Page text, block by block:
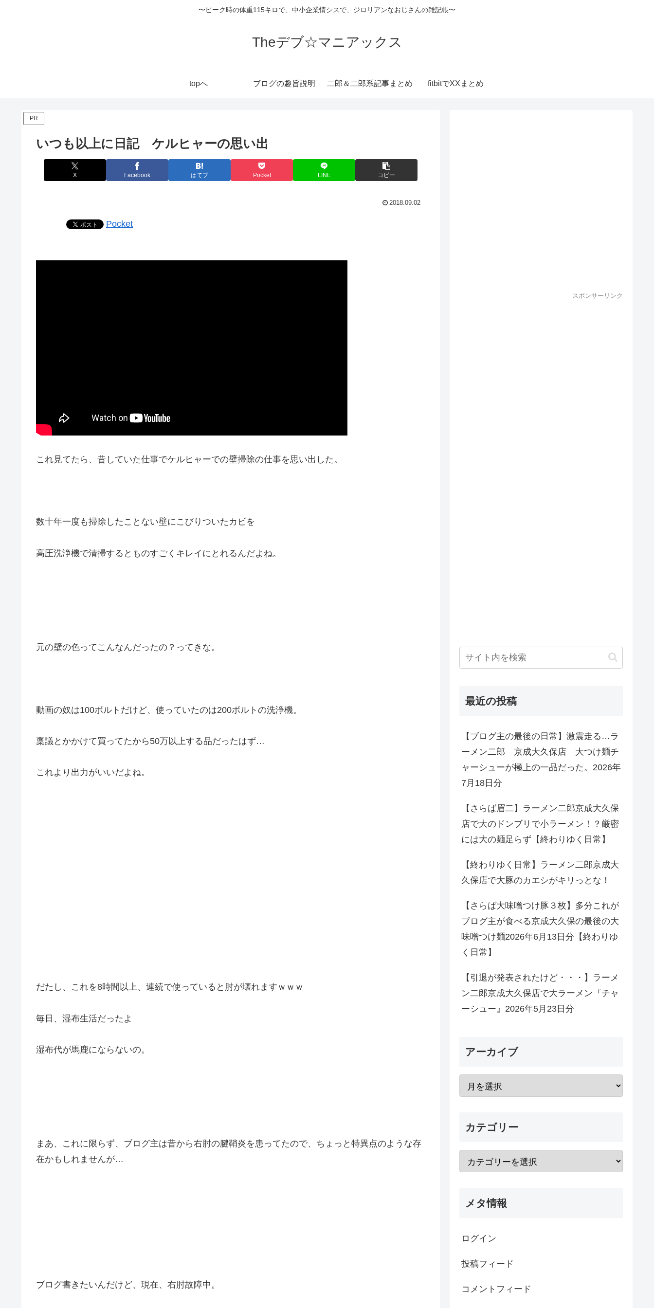
〜ピーク時の体重115キロで、中小企業情シスで、ジロリアンなおじさんの雑記帳〜
Theデブ☆マニアックス
topへ ブログの趣旨説明 二郎＆二郎系記事まとめ fitbitでXXまとめ
PR
いつも以上に日記 ケルヒャーの思い出
X Facebook はてブ Pocket LINE コピー
2018.09.02
Pocket
これ見てたら、昔していた仕事でケルヒャーでの壁掃除の仕事を思い出した。
数十年一度も掃除したことない壁にこびりついたカビを
高圧洗浄機で清掃するとものすごくキレイにとれるんだよね。
元の壁の色ってこんなんだったの？ってきな。
動画の奴は100ボルトだけど、使っていたのは200ボルトの洗浄機。
稟議とかかけて買ってたから50万以上する品だったはず…
これより出力がいいだよね。
だたし、これを8時間以上、連続で使っていると肘が壊れますｗｗｗ
毎日、湿布生活だったよ
湿布代が馬鹿にならないの。
まあ、これに限らず、ブログ主は昔から右肘の腱鞘炎を患ってたので、ちょっと特異点のような存
在かもしれませんが…
ブログ書きたいんだけど、現在、右肘故障中。
スポンサーリンク
最近の投稿
【ブログ主の最後の日常】激震走る…ラ
ーメン二郎 京成大久保店 大つけ麺チ
ャーシューが極上の一品だった。2026年
7月18日分
【さらば眉二】ラーメン二郎京成大久保
店で大のドンブリで小ラーメン！？厳密
には大の麺足らず【終わりゆく日常】
【終わりゆく日常】ラーメン二郎京成大
久保店で大豚のカエシがキリっとな！
【さらば大味噌つけ豚３枚】多分これが
ブログ主が食べる京成大久保の最後の大
味噌つけ麺2026年6月13日分【終わりゆ
く日常】
【引退が発表されたけど・・・】ラーメ
ン二郎京成大久保店で大ラーメン『チャ
ーシュー』2026年5月23日分
アーカイブ
カテゴリー
メタ情報
ログイン
投稿フィード
コメントフィード